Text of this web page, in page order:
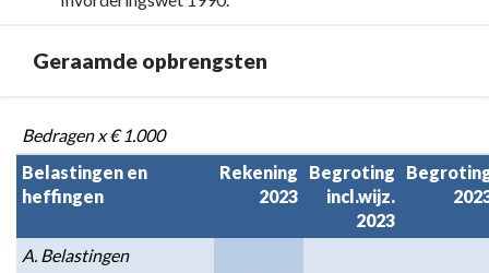
Geraamde opbrengsten
Terug
naar
navigatie
Paragraaf
Bedragen x € 1.000
Belastingen en
heffingen
Rekening
2023
Begroting
incl.wijz.
2023
A. Belastingen